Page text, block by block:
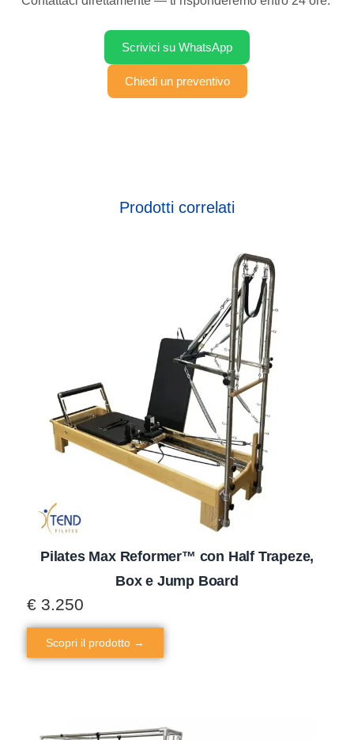
Scrivici su WhatsApp
Chiedi un preventivo
Prodotti correlati
Pilates Max Reformer™ con Half Trapeze,
Box e Jump Board
€ 3.250
Scopri il prodotto →